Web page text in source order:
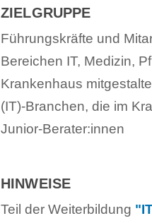
ZIELGRUPPE
Führungskräfte und
Bereichen IT, Medizin,
Krankenhaus
(IT)-Branchen, die im
Junior-Berater:innen
HINWEISE
Teil der Weiterbildung